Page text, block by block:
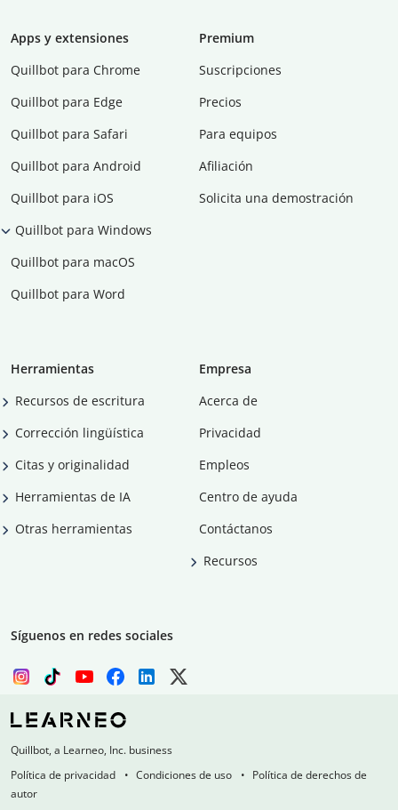
Apps y extensiones
Quillbot para Chrome
Quillbot para Edge
Quillbot para Safari
Quillbot para Android
Quillbot para iOS
Quillbot para Windows
Quillbot para macOS
Quillbot para Word
Premium
Suscripciones
Precios
Para equipos
Afiliación
Solicita una demostración
Herramientas
Recursos de escritura
Corrección lingüística
Citas y originalidad
Herramientas de IA
Otras herramientas
Empresa
Acerca de
Privacidad
Empleos
Centro de ayuda
Contáctanos
Recursos
Síguenos en redes sociales
Quillbot, a Learneo, Inc. business
Política de privacidad
Condiciones de uso
Política de derechos de
autor